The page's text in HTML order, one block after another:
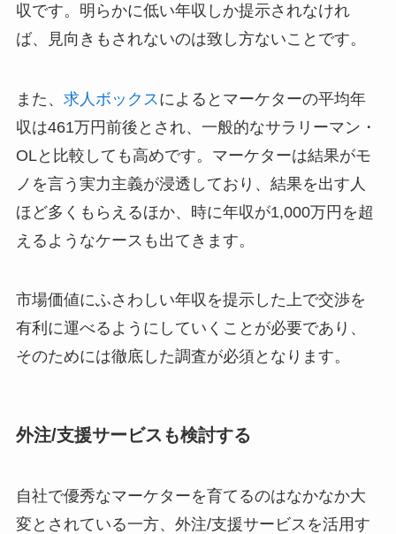
収です。明らかに低い年収しか提示されなけれ
ば、見向きもされないのは致し方ないことです。
また、 求人ボックス によるとマーケターの平均年
収は461万円前後とされ、一般的なサラリーマン・
OLと比較しても高めです。マーケターは結果がモ
ノを言う実力主義が浸透しており、結果を出す人
ほど多くもらえるほか、時に年収が1,000万円を超
えるようなケースも出てきます。
市場価値にふさわしい年収を提示した上で交渉を
有利に運べるようにしていくことが必要であり、
そのためには徹底した調査が必須となります。
外注/支援サービスも検討する
自社で優秀なマーケターを育てるのはなかなか大
変とされている一方、外注/支援サービスを活用す